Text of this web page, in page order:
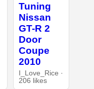
Tuning
Nissan
GT-R 2
Door
Coupe
2010
I_Love_Rice ·
206 likes